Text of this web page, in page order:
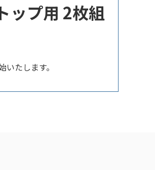
ップ用 2枚組
たします。